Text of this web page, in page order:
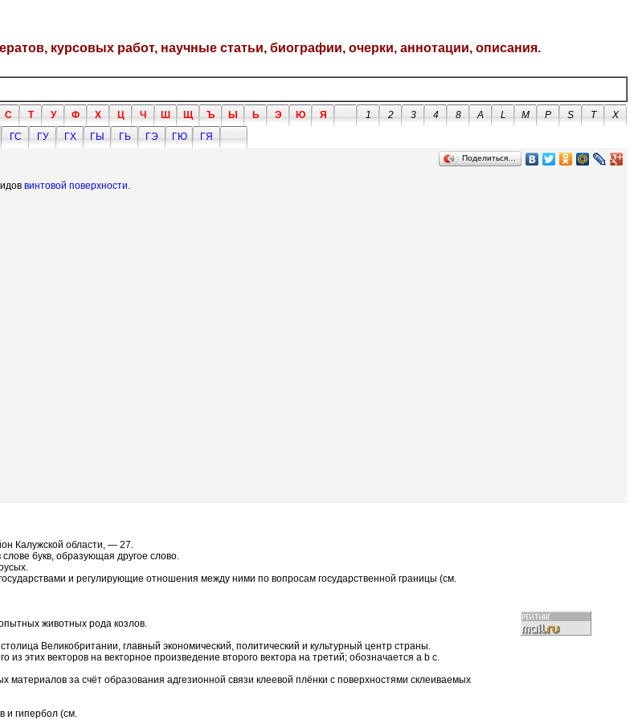
курсовых работ, научные статьи, биографии, очерки, аннотации, описания.
С Т У Ф Х Ц Ч Ш Щ Ъ Ы Ь Э Ю Я 1 2 3 4 8 A L M P S T
X
ГС ГУ ГХ ГЫ ГЬ ГЭ ГЮ
ГЯ
Поделиться…
винтовой поверхности.
Калужской области, — 27.
букв, образующая другое слово.
и регулирующие отношения между ними по вопросам государственной границы (см.
животных рода козлов.
Великобритании, главный экономический, политический и культурный центр страны.
из этих векторов на векторное произведение второго вектора на третий; обозначается а b с.
за счёт образования адгезионной связи клеевой плёнки с поверхностями склеиваемых
и гипербол (см.